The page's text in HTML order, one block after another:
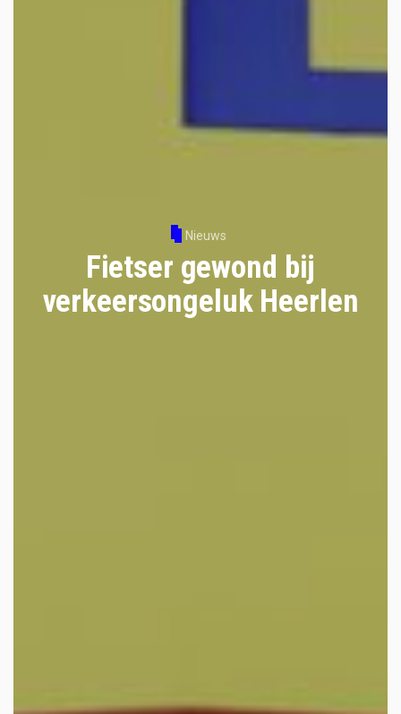
Nieuws
Fietser gewond bij
verkeersongeluk Heerlen